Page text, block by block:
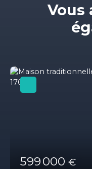
Vous
599 000 €